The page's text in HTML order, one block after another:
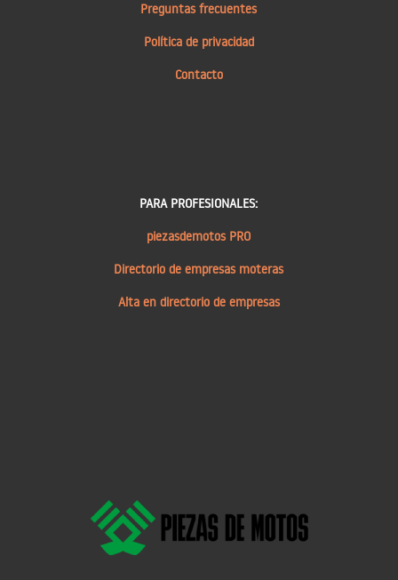
Preguntas frecuentes
Política de privacidad
Contacto
PARA PROFESIONALES:
piezasdemotos PRO
Directorio de empresas moteras
Alta en directorio de empresas